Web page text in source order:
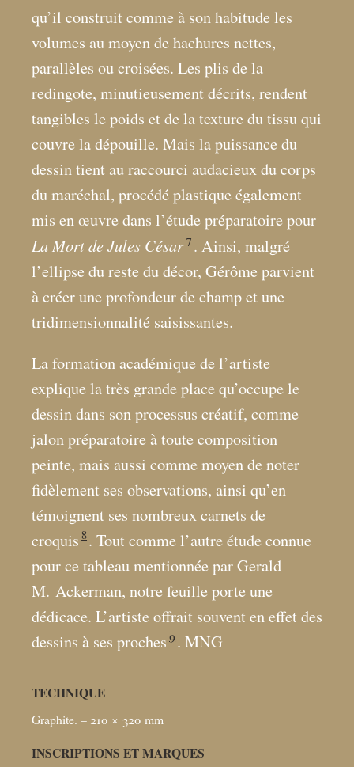
qu’il construit comme à son habitude les
volumes au moyen de hachures nettes,
parallèles ou croisées. Les plis de la
redingote, minutieusement décrits, rendent
tangibles le poids et de la texture du tissu qui
couvre la dépouille. Mais la puissance du
dessin tient au raccourci audacieux du corps
du maréchal, procédé plastique également
mis en œuvre dans l’étude préparatoire pour
La Mort de Jules César 7 . Ainsi, malgré
l’ellipse du reste du décor, Gérôme parvient
à créer une profondeur de champ et une
tridimensionnalité saisissantes.
La formation académique de l’artiste
explique la très grande place qu’occupe le
dessin dans son processus créatif, comme
jalon préparatoire à toute composition
peinte, mais aussi comme moyen de noter
fidèlement ses observations, ainsi qu’en
témoignent ses nombreux carnets de
croquis 8. Tout comme l’autre étude connue
pour ce tableau mentionnée par Gerald
M. Ackerman, notre feuille porte une
dédicace. L’artiste offrait souvent en effet des
dessins à ses proches 9 . MNG
TECHNIQUE
Graphite. – 210 × 320 mm
INSCRIPTIONS ET MARQUES